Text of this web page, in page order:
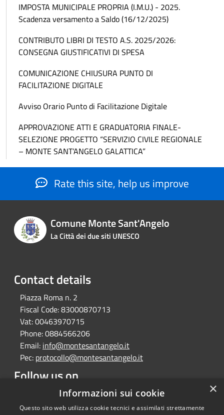
IMPOSTA MUNICIPALE PROPRIA (I.M.U.) - 2025.
Scadenza versamento a Saldo (16/12/2025)
CONTRIBUTO LIBRI DI TESTO A.S. 2025/2026:
CONSEGNA GIUSTIFICATIVI DI SPESA
COMUNICAZIONE CHIUSURA PUNTO DI
FACILITAZIONE DIGITALE
Avviso Orario Punto di Facilitazione Digitale
APPROVAZIONE ATTI E GRADUATORIA FINALE-
SELEZIONE PROGETTO “SERVIZIO CIVILE REGIONALE
– MONTE SANT’ANGELO GALATTICA”
Rate this site, help us improve
Comune Monte Sant'Angelo
La Città dei due siti UNESCO
Contact details
Piazza Roma n. 2
Fiscal Code:83000870713
Vat:00463970715
Phone:0884566206
Email: info@montesantangelo.it
Pec: protocollo@montesantangelo.it
Follow us on
FacebookYoutubeInstagramTelegramWhatsapp ×
Informazioni sui cookie
Questo sito web utilizza cookie tecnici e assimilati strettamente